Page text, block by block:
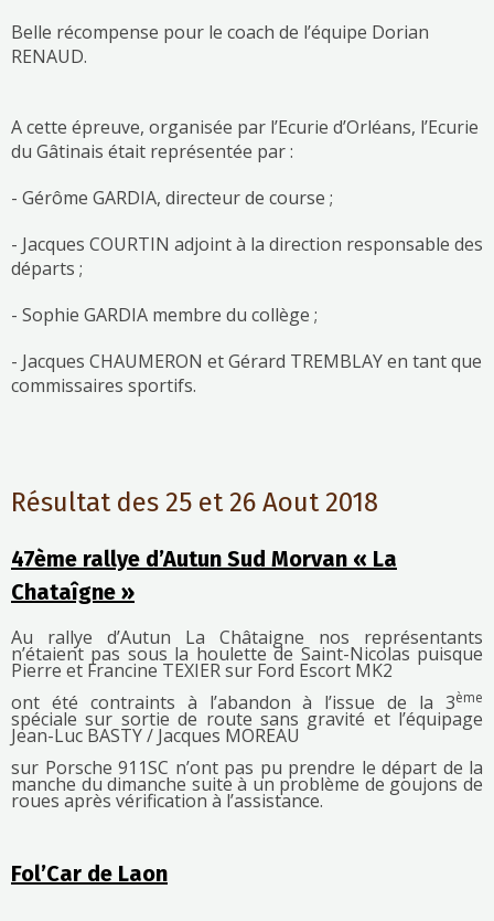
Belle récompense pour le coach de l’équipe Dorian
RENAUD.
A cette épreuve, organisée par l’Ecurie d’Orléans, l’Ecurie
du Gâtinais était représentée par :
- Gérôme GARDIA, directeur de course ;
- Jacques COURTIN adjoint à la direction responsable des
départs ;
- Sophie GARDIA membre du collège ;
- Jacques CHAUMERON et Gérard TREMBLAY en tant que
commissaires sportifs.
Résultat des 25 et 26 Aout 2018
47ème rallye d’Autun Sud Morvan « La
Chataîgne »
Au rallye d’Autun La Châtaigne nos représentants
n’étaient pas sous la houlette de Saint-Nicolas puisque
Pierre et Francine TEXIER sur Ford Escort MK2
ont été contraints à l’abandon à l’issue de la 3ème
spéciale sur sortie de route sans gravité et l’équipage
Jean-Luc BASTY / Jacques MOREAU
sur Porsche 911SC n’ont pas pu prendre le départ de la
manche du dimanche suite à un problème de goujons de
roues après vérification à l’assistance.
Fol’Car de Laon